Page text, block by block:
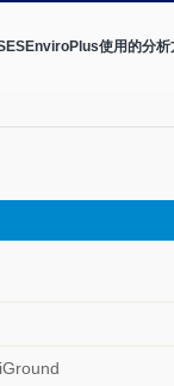
使用的分析